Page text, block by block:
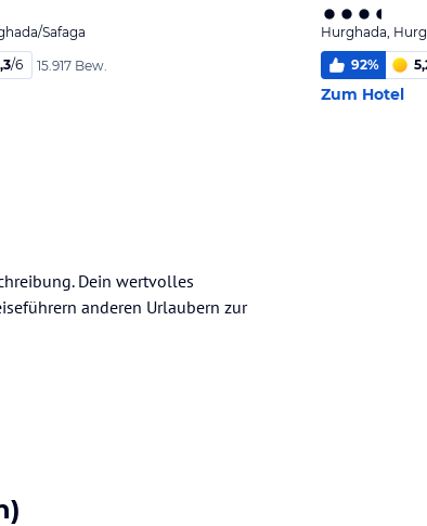
Safaga
/6 15.917 Bew.
Hurghada,
92%
Zum Hotel
Dein wertvolles
anderen Urlaubern zur